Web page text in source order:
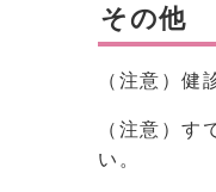
その他
（注意）健
（注意）
い。